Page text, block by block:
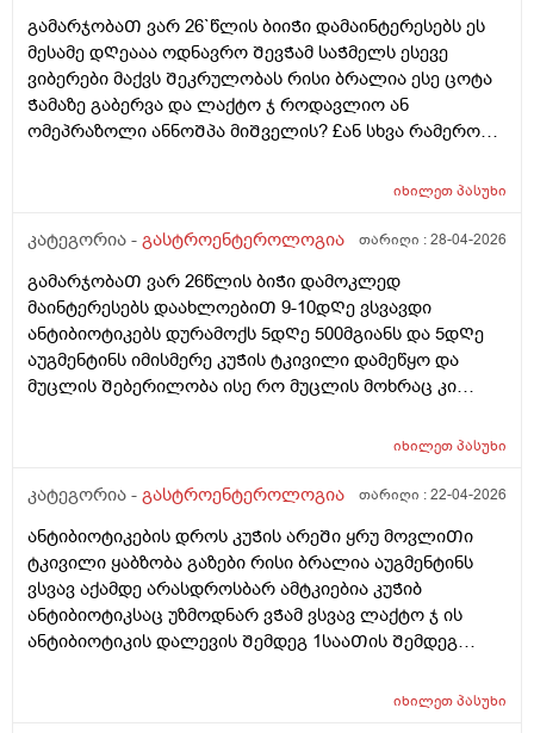
გამარჯობაᲗ ვარ 26`წლის ბიიᲭი დამაინტერესებს ეს
მესამე დᲦეააა ოდნავრო ᲨევᲭამ საᲭმელს ესევე
ვიბერები მაქვს Შეკრულობას რისი ბრალია ესე ცოტა
Ჭამაზე გაბერვა და ლაქტო ჯ როდავლიო ან
ომეპრაზოლი ანნოᲨპა მიᲨველის? £ან სხვა რამერომ
იხილეთპასუხი
კატეგორია - გასტროენტეროლოგია თარიღი :28-04-2026
გამარჯობაᲗ ვარ 26წლის ბიᲭი დამოკლედ
მაინტერესებს დაახლოებიᲗ 9-10დᲦე ვსვავდი
ანტიბიოტიკებს დურამოქს 5დᲦე 500მგიანს და 5დᲦე
აუგმენტინს იმისმერე კუᲭის ტკივილი დამეწყო და
მუცლის Შებერილობა ისე რო მუცლის მოხრაც კი
Შემდეგ.. ასევე კუᲭის Თავის ოდნავ ქვემოᲗ
დახრისას დისკომფორტიდა მსუბუქი ტკივილი ვიყიდე
კუᲭის ანᲗების სააწინააᲦმდეგო ან გაზების ან
გასტრიტის საწინააᲦმდეგო ასევე ნოᲨპა ფორტე
დავლიე ერᲗი აბი და Თუარ გამიარა როგორ მოვიქცე
ან რამე მირᲩიეᲗ დავლიო სხვა
იხილეთპასუხი
კატეგორია - გასტროენტეროლოგია თარიღი :22-04-2026
ანტიბიოტიკების დროს კუᲭის არეᲨი ყრუ მოვლიᲗი
ტკივილი ყაბზობა გაზები რისი ბრალია აუგმენტინს
ვსვავ აქამდე არასდროსბარ ამტკიებია კუᲭიბ
ანტიბიოტიკსაც უზმოდნარ ვᲭამ ვსვავ ლაქტო ჯ ის
ანტიბიოტიკის დალევის Შემდეგ 1სააᲗის Შემდეგ
იხილეთპასუხი